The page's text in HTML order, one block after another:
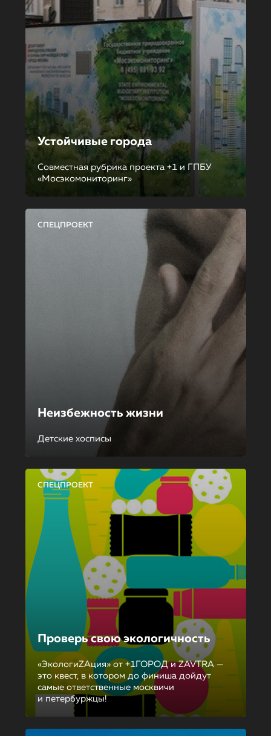
Устойчивые города
Совместная рубрика проекта +1 и ГПБУ
«Мосэкомониторинг»
СПЕЦПРОЕКТ
Неизбежность жизни
Детские хосписы
СПЕЦПРОЕКТ
Проверь свою экологичность
«ЭкологиZAция» от +1ГОРОД и ZAVTRA —
это квест, в котором до финиша дойдут
самые ответственные москвичи
и петербуржцы!